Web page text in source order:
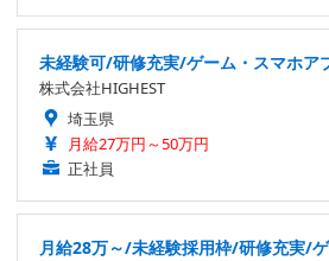
未経験可/研修充実/ゲーム・スマホア
株式会社HIGHEST
埼玉県
月給27万円～50万円
正社員
月給28万～/未経験採用枠/研修充実/